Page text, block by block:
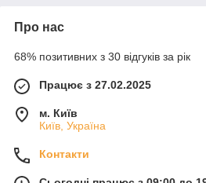
Про нас
68% позитивних з 30 відгуків за рік
Працює з 27.02.2025
м. Київ
Київ, Україна
Контакти